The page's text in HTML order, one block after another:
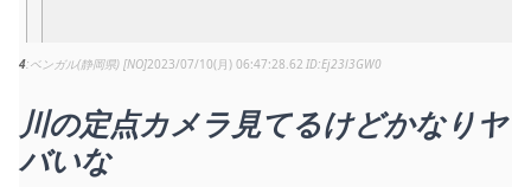
4 ベンガル(静岡県) [NO]2023/07/10(月) 06:47:28.62 Ej23l3GW0
川の定点カメラ見てるけどかなりヤ
バいな